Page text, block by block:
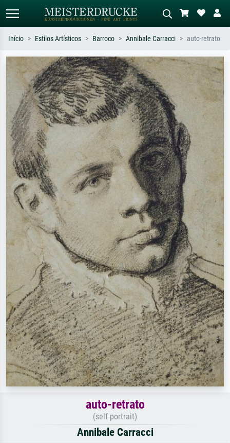
Pesquisa padrão Pesquisa de imagens IA
Pesquise por artista, título ou estilo –
ex: Monet, Noite Estrelada,
impressionismo, onda de Hokusai, nu.
Descreva a cena – ex: prado verde,
abstrato com muito vermelho, pintura
a óleo escura, nu em pé ao lado de
uma árvore.
Início Estilos Artísticos Barroco Annibale Carracci auto-retrato
auto-retrato
(self-portrait)
Annibale Carracci